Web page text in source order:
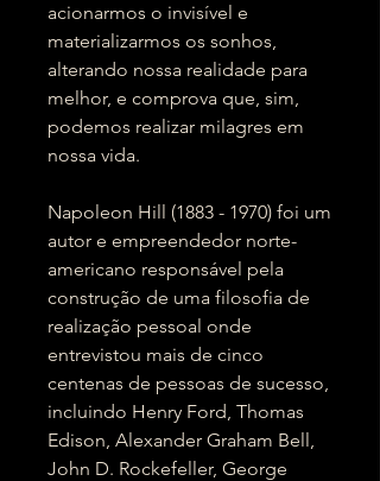
acionarmos o invisível e
materializarmos os sonhos,
alterando nossa realidade para
melhor, e comprova que, sim,
podemos realizar milagres em
nossa vida.
Napoleon Hill (1883 - 1970) foi um
autor e empreendedor norte-
americano responsável pela
construção de uma filosofia de
realização pessoal onde
entrevistou mais de cinco
centenas de pessoas de sucesso,
incluindo Henry Ford, Thomas
Edison, Alexander Graham Bell,
John D. Rockefeller, George